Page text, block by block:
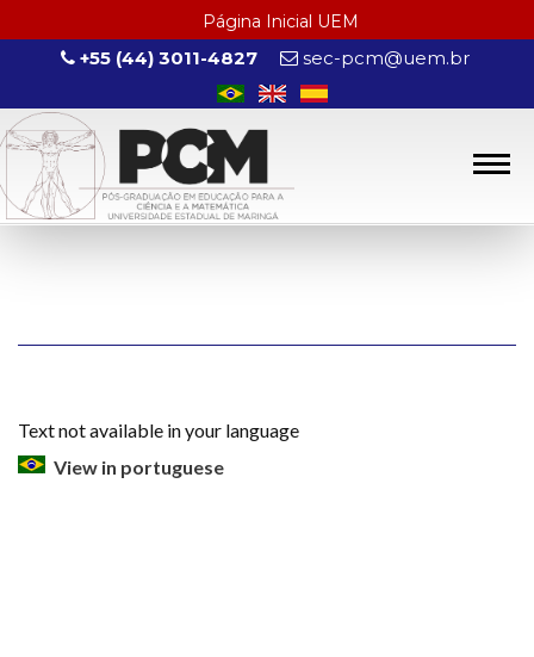
Página Inicial UEM
+55 (44) 3011-4827 sec-pcm@uem.br
Text not available in your language
View in portuguese